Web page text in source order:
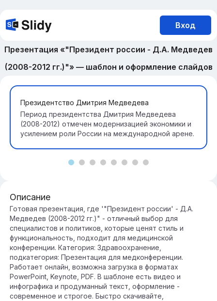
Вход
Презентация «"Президент россии - Д.А. Медведев
(2008-2012 гг.)"» — шаблон и оформление слайдов
Президентство Дмитрия Медведева
Период президентства Дмитрия Медведева
(2008-2012) отмечен модернизацией экономики и
усилением роли России на международной арене.
Описание
Готовая презентация, где '"Президент россии' - Д.А.
Медведев (2008-2012 гг.)" - отличный выбор для
специалистов и политиков, которые ценят стиль и
функциональность, подходит для медицинской
конференции. Категория: Здравоохранение,
подкатегория: Презентация для медконференции.
Работает онлайн, возможна загрузка в форматах
PowerPoint, Keynote, PDF. В шаблоне есть видео и
инфографика и продуманный текст, оформление -
современное и строгое. Быстро скачивайте,